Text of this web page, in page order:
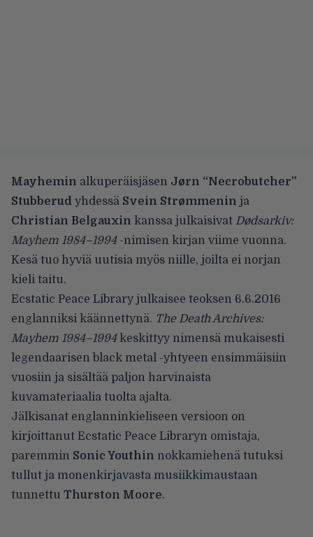
Mayhemin alkuperäisjäsen Jørn “Necrobutcher”
Stubberud yhdessä Svein Strømmenin ja
Christian Belgauxin kanssa julkaisivat Dødsarkiv:
Mayhem 1984–1994-nimisen kirjan viime vuonna.
Kesä tuo hyviä uutisia myös niille, joilta ei norjan
kieli taitu.
Ecstatic Peace Library julkaisee teoksen 6.6.2016
englanniksi käännettynä. The Death Archives:
Mayhem 1984–1994keskittyy nimensä mukaisesti
legendaarisen black metal -yhtyeen ensimmäisiin
vuosiin ja sisältää paljon harvinaista
kuvamateriaalia tuolta ajalta.
Jälkisanat englanninkieliseen versioon on
kirjoittanut Ecstatic Peace Libraryn omistaja,
paremmin Sonic Youthin nokkamiehenä tutuksi
tullut ja monenkirjavasta musiikkimaustaan
tunnettu Thurston Moore.